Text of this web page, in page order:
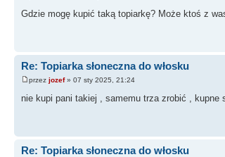
Gdzie mogę kupić taką topiarkę? Może ktoś z
Re: Topiarka słoneczna do włosku
przez jozef» 07 sty 2025, 21:24
nie kupi pani takiej , samemu trza zrobić , kupne
Re: Topiarka słoneczna do włosku